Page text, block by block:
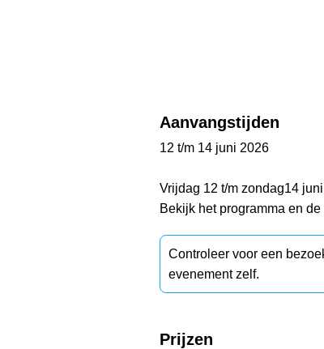
Aanvangstijden
12 t/m 14 juni 2026
Vrijdag 12 t/m zondag14
Bekijk het programma en
Controleer voor een
evenement zelf.
Prijzen